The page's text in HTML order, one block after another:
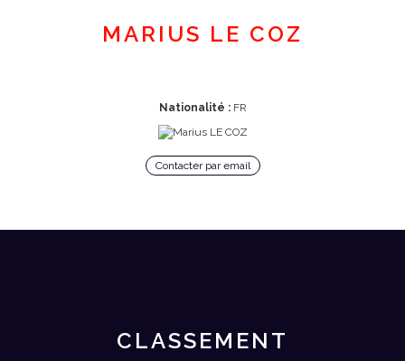
MARIUS LE COZ
Nationalité :FR
Contacter par email
CLASSEMENT